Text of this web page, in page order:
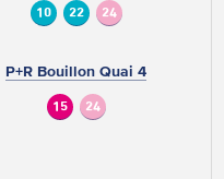
10 22 24
P+R Bouillon Quai 4
15 24